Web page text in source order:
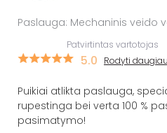
Paslauga: Mechaninis veido
Patvirtintas vartotojas
5.0 Rodyti daugiau
Puikiai atlikta paslauga,
rupestinga bei verta 100 %
pasimatymo!